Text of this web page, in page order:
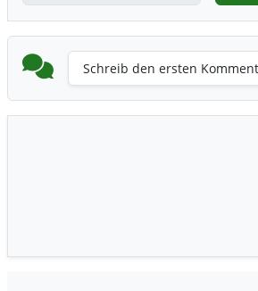
Schreib den ersten